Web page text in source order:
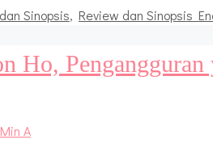
Sinopsis, Review dan Sinopsis
Ho, Pengangguran